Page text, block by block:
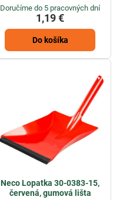
Doručíme do 5 pracovných dní
1,19 €
Do košíka
Neco Lopatka 30-0383-15,
červená, gumová lišta